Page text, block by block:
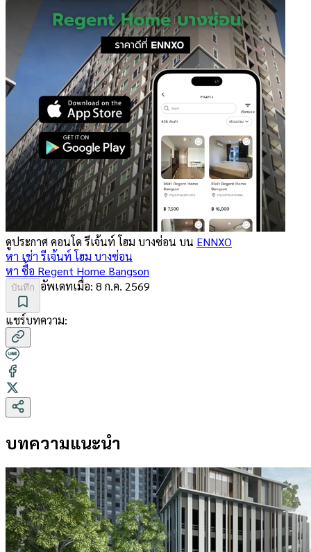
ดูประกาศ คอนโดรีเจ้นท์ โฮม บางซ่อน บน ENNXO
หา เช่ารีเจ้นท์ โฮม บางซ่อน
หา ซื้อ Regent Home Bangson
บันทึก อัพเดทเมื่อ: 8 ก.ค. 2569
แชร์บทความ:
บทความแนะนำ